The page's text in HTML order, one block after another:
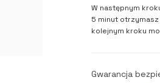
W następnym
5 minut otrzymasz
kolejnym kroku
Gwarancja